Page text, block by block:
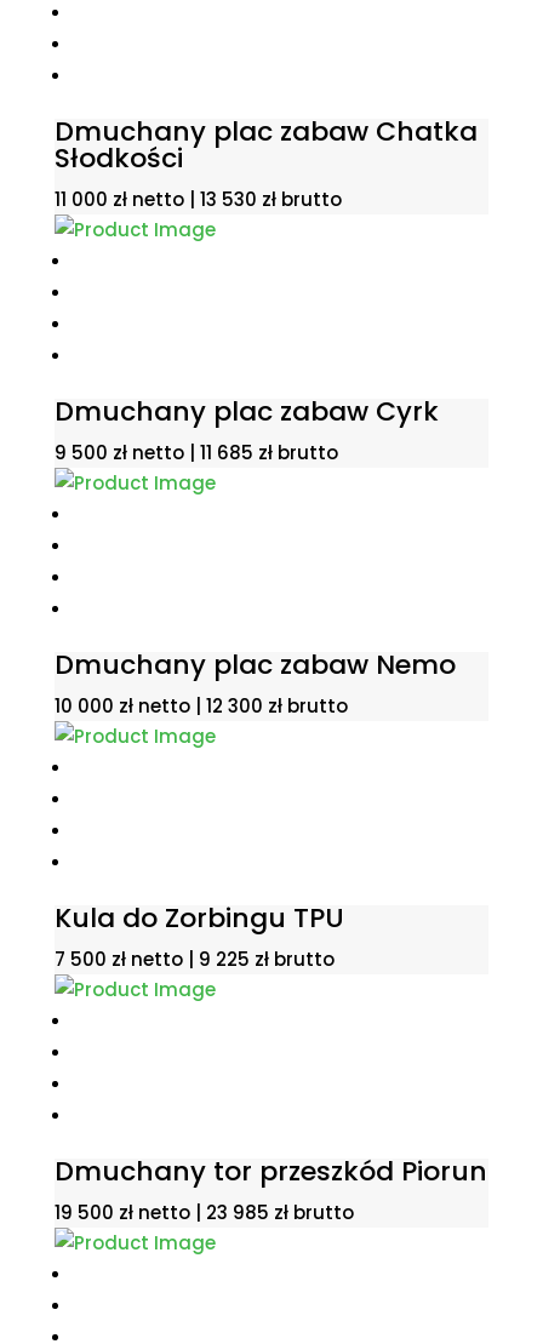
Dmuchany plac zabaw Chatka
Słodkości
11 000 zł netto | 13 530 złbrutto
Dmuchany plac zabaw Cyrk
9 500 zł netto | 11 685 złbrutto
Dmuchany plac zabaw Nemo
10 000 zł netto | 12 300 złbrutto
Kula do Zorbingu TPU
7 500 zł netto | 9 225 złbrutto
Dmuchany tor przeszkód Piorun
19 500 zł netto | 23 985 złbrutto